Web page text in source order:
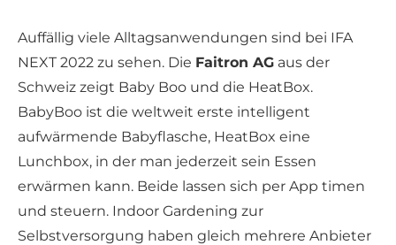
Auffällig viele Alltagsanwendungen sind bei IFA
NEXT 2022 zu sehen. Die Faitron AG aus der
Schweiz zeigt Baby Boo und die HeatBox.
BabyBoo ist die weltweit erste intelligent
aufwärmende Babyflasche, HeatBox eine
Lunchbox, in der man jederzeit sein Essen
erwärmen kann. Beide lassen sich per App timen
und steuern. Indoor Gardening zur
Selbstversorgung haben gleich mehrere Anbieter